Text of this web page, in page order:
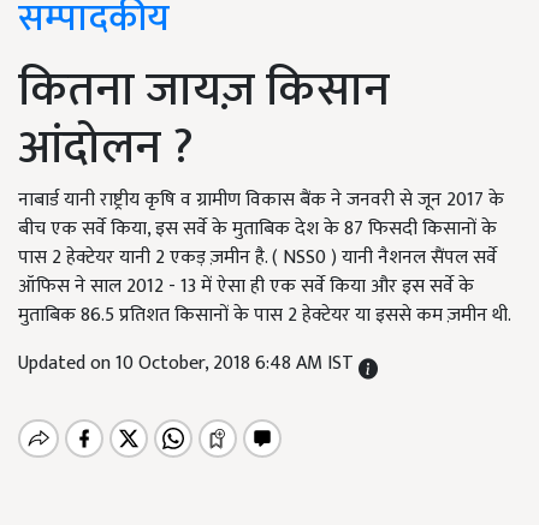
सम्पादकीय
कितना जायज़ किसान
आंदोलन ?
नाबार्ड यानी राष्ट्रीय कृषि व ग्रामीण विकास बैंक ने जनवरी से जून 2017 के
बीच एक सर्वे किया, इस सर्वे के मुताबिक देश के 87 फिसदी किसानों के
पास 2 हेक्टेयर यानी 2 एकड़ ज़मीन है. ( NSS0 ) यानी नैशनल सैंपल सर्वे
ऑफिस ने साल 2012 - 13 में ऐसा ही एक सर्वे किया और इस सर्वे के
मुताबिक 86.5 प्रतिशत किसानों के पास 2 हेक्टेयर या इससे कम ज़मीन थी.
Updated on 10 October, 2018 6:48 AM IST